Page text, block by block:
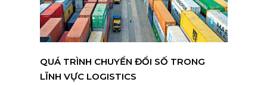
QUÁ TRÌNH CHUYỂN ĐỔI SỐ TRONG
LĨNH VỰC LOGISTICS